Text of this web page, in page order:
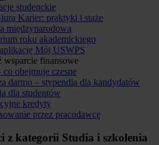
studenckie
Karier: praktyki i staże
międzynarodowa
roku akademickiego
Mój USWPS
wsparcie finansowe
co obejmuje czesne
darmo – stypendia dla kandydatów
dla studentów
kredyty
przez pracodawcę
z kategorii Studia i szkolenia